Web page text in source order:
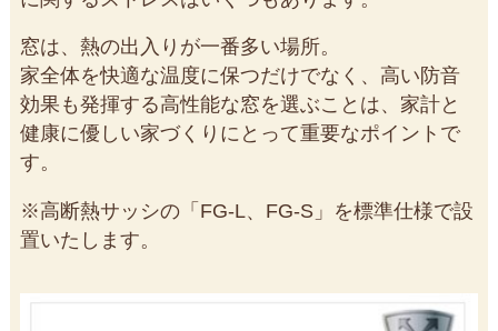
窓は、熱の出入りが一番多い場所。
家全体を快適な温度に保つだけでなく、高い防音
効果も発揮する高性能な窓を選ぶことは、家計と
健康に優しい家づくりにとって重要なポイントで
す。
※高断熱サッシの「FG-L、FG-S」を標準仕様で設
置いたします。